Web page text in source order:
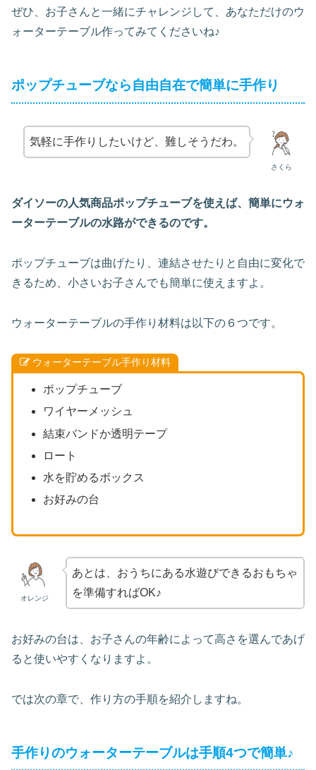
ぜひ、お子さんと一緒にチャレンジして、あなただけのウ
ォーターテーブル作ってみてくださいね♪
ポップチューブなら自由自在で簡単に手作り
さくら
気軽に手作りしたいけど、難しそうだわ。
ダイソーの人気商品ポップチューブを使えば、簡単にウォ
ーターテーブルの水路ができるのです。
ポップチューブは曲げたり、連結させたりと自由に変化で
きるため、小さいお子さんでも簡単に使えますよ。
ウォーターテーブルの手作り材料は以下の６つです。
ウォーターテーブル手作り材料
ポップチューブ
ワイヤーメッシュ
結束バンドか透明テープ
ロート
水を貯めるボックス
お好みの台
オレンジ
あとは、おうちにある水遊びできるおもちゃ
を準備すればOK♪
お好みの台は、お子さんの年齢によって高さを選んであげ
ると使いやすくなりますよ。
では次の章で、作り方の手順を紹介しますね。
手作りのウォーターテーブルは手順4つで簡単♪